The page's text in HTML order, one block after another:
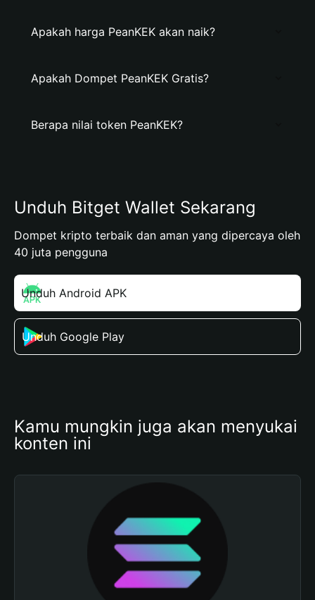
Apakah harga PeanKEK akan naik?
Apakah Dompet PeanKEK Gratis?
Berapa nilai token PeanKEK?
Unduh Bitget Wallet Sekarang
Dompet kripto terbaik dan aman yang dipercaya oleh
40 juta pengguna
Unduh Android APK
Unduh Google Play
Kamu mungkin juga akan menyukai
konten ini